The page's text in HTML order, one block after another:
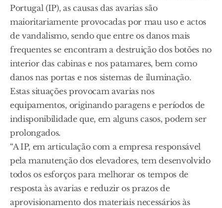
Portugal (IP), as causas das avarias são
maioritariamente provocadas por mau uso e actos
de vandalismo, sendo que entre os danos mais
frequentes se encontram a destruição dos botões no
interior das cabinas e nos patamares, bem como
danos nas portas e nos sistemas de iluminação.
Estas situações provocam avarias nos
equipamentos, originando paragens e períodos de
indisponibilidade que, em alguns casos, podem ser
prolongados.
“A IP, em articulação com a empresa responsável
pela manutenção dos elevadores, tem desenvolvido
todos os esforços para melhorar os tempos de
resposta às avarias e reduzir os prazos de
aprovisionamento dos materiais necessários às